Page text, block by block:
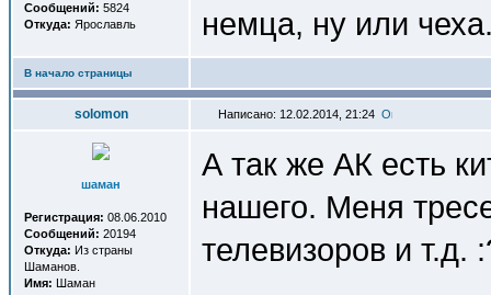
Сообщений: 5824
Откуда: Ярославль
немца, ну или
В начало страницы
solomon Написано: 12.02.2014, 21:24
шаман
Регистрация: 08.06.2010
Сообщений: 20194
Откуда: Из страны
Шаманов.
Имя: Шаман
А так же АК есть
нашего. Меня
телевизоров и т.д.